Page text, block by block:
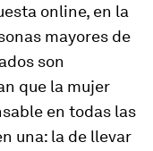
online, en la
mayores de
son
que la mujer
en todas las
una: la de llevar